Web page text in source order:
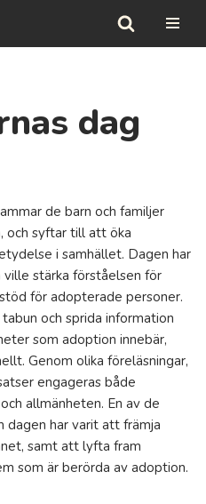
dag
de barn och familjer
och syftar till att öka
i samhället. Dagen har
stärka förståelsen för
för adopterade personer.
och sprida information
som adoption innebär,
Genom olika föreläsningar,
engageras både
allmänheten. En av de
dagen har varit att främja
samt att lyfta fram
som är berörda av adoption.